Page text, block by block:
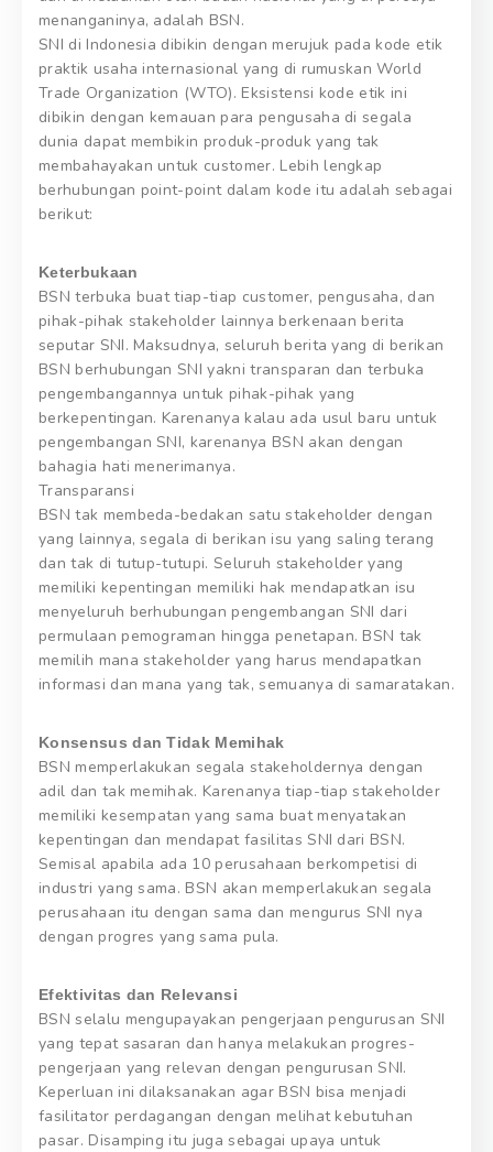
menanganinya, adalah BSN.
SNI di Indonesia dibikin dengan merujuk pada kode etik
praktik usaha internasional yang di rumuskan World
Trade Organization (WTO). Eksistensi kode etik ini
dibikin dengan kemauan para pengusaha di segala
dunia dapat membikin produk-produk yang tak
membahayakan untuk customer. Lebih lengkap
berhubungan point-point dalam kode itu adalah sebagai
berikut:
Keterbukaan
BSN terbuka buat tiap-tiap customer, pengusaha, dan
pihak-pihak stakeholder lainnya berkenaan berita
seputar SNI. Maksudnya, seluruh berita yang di berikan
BSN berhubungan SNI yakni transparan dan terbuka
pengembangannya untuk pihak-pihak yang
berkepentingan. Karenanya kalau ada usul baru untuk
pengembangan SNI, karenanya BSN akan dengan
bahagia hati menerimanya.
Transparansi
BSN tak membeda-bedakan satu stakeholder dengan
yang lainnya, segala di berikan isu yang saling terang
dan tak di tutup-tutupi. Seluruh stakeholder yang
memiliki kepentingan memiliki hak mendapatkan isu
menyeluruh berhubungan pengembangan SNI dari
permulaan pemograman hingga penetapan. BSN tak
memilih mana stakeholder yang harus mendapatkan
informasi dan mana yang tak, semuanya di samaratakan.
Konsensus dan Tidak Memihak
BSN memperlakukan segala stakeholdernya dengan
adil dan tak memihak. Karenanya tiap-tiap stakeholder
memiliki kesempatan yang sama buat menyatakan
kepentingan dan mendapat fasilitas SNI dari BSN.
Semisal apabila ada 10 perusahaan berkompetisi di
industri yang sama. BSN akan memperlakukan segala
perusahaan itu dengan sama dan mengurus SNI nya
dengan progres yang sama pula.
Efektivitas dan Relevansi
BSN selalu mengupayakan pengerjaan pengurusan SNI
yang tepat sasaran dan hanya melakukan progres-
pengerjaan yang relevan dengan pengurusan SNI.
Keperluan ini dilaksanakan agar BSN bisa menjadi
fasilitator perdagangan dengan melihat kebutuhan
pasar. Disamping itu juga sebagai upaya untuk